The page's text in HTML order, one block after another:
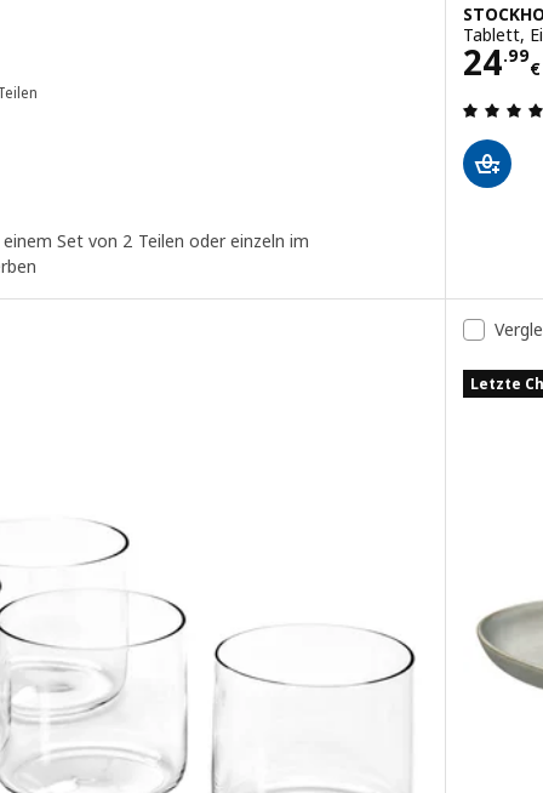
4.6 von 5 Sternen. Bewertungen insgesamt:
Set von 2 Teilen oder einzeln im
Tablett,
24.99
€
Letzte